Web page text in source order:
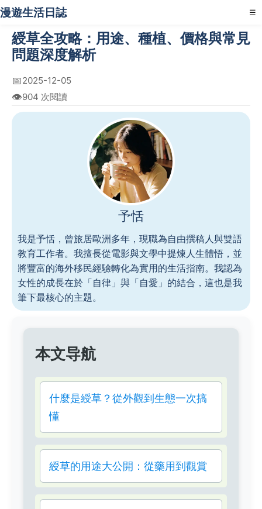
漫遊生活日誌 ☰
綬草全攻略：用途、種植、價格與常見
問題深度解析
📅2025-12-05
👁️904 次閱讀
予恬
我是予恬，曾旅居歐洲多年，現職為自由撰稿人與雙語
教育工作者。我擅長從電影與文學中提煉人生體悟，並
將豐富的海外移民經驗轉化為實用的生活指南。我認為
女性的成長在於「自律」與「自愛」的結合，這也是我
筆下最核心的主題。
本文导航
什麼是綬草？從外觀到生態一次搞
懂
綬草的用途大公開：從藥用到觀賞